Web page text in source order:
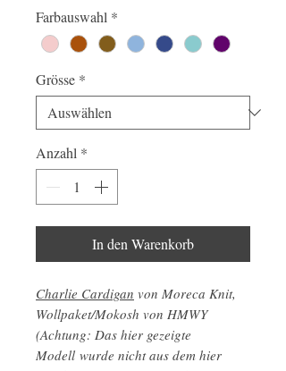
Farbauswahl *
Grösse *
Anzahl *
In den Warenkorb
Charlie Cardigan von Moreca Knit,
Wollpaket/Mokosh von HMWY
(Achtung: Das hier gezeigte
Modell wurde nicht aus dem hier